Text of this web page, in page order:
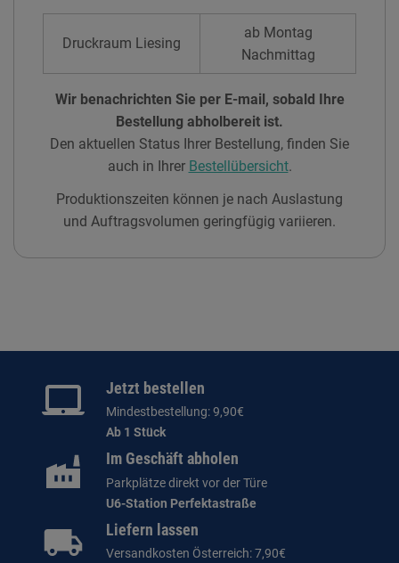
Druckraum Liesing
ab Montag
Nachmittag
Wir benachrichten Sie per E-mail, sobald Ihre
Bestellung abholbereit ist.
Den aktuellen Status Ihrer Bestellung, finden Sie
auch in Ihrer Bestellübersicht.
Produktionszeiten können je nach Auslastung
und Auftragsvolumen geringfügig variieren.
Jetzt bestellen
Mindestbestellung: 9,90€
Ab 1 Stück
Im Geschäft abholen
Parkplätze direkt vor der Türe
U6-Station Perfektastraße
Liefern lassen
Versandkosten Österreich: 7,90€